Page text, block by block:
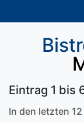
Eintrag 1 bis
In den letzten